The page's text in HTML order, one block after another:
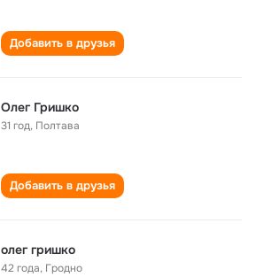
Добавить в друзья
Олег Гришко
31 год, Полтава
Добавить в друзья
олег гришко
42 года, Гродно